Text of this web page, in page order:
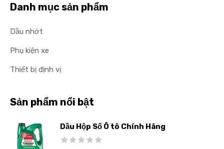
Danh mục sản phẩm
Dầu nhớt
Phụ kiện xe
Thiết bị định vị
Sản phẩm nổi bật
Dầu Hộp Số Ô tô Chính Hãng